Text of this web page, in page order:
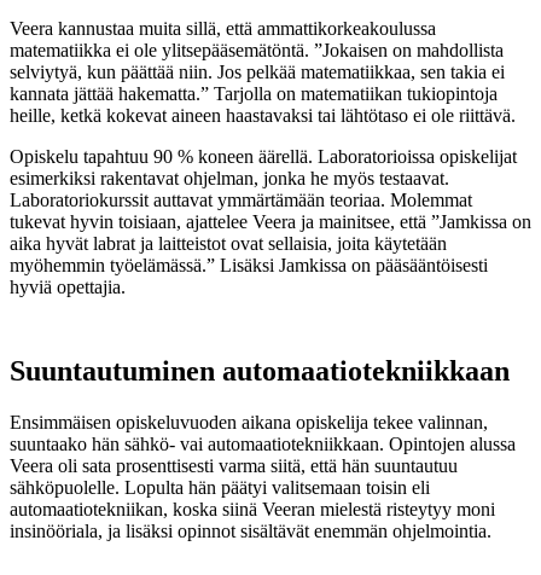
Veera kannustaa muita sillä, että ammattikorkeakoulussa
matematiikka ei ole ylitsepääsemätöntä. ”Jokaisen on mahdollista
selviytyä, kun päättää niin. Jos pelkää matematiikkaa, sen takia ei
kannata jättää hakematta.” Tarjolla on matematiikan tukiopintoja
heille, ketkä kokevat aineen haastavaksi tai lähtötaso ei ole riittävä.
Opiskelu tapahtuu 90 % koneen äärellä. Laboratorioissa opiskelijat
esimerkiksi rakentavat ohjelman, jonka he myös testaavat.
Laboratoriokurssit auttavat ymmärtämään teoriaa. Molemmat
tukevat hyvin toisiaan, ajattelee Veera ja mainitsee, että ”Jamkissa on
aika hyvät labrat ja laitteistot ovat sellaisia, joita käytetään
myöhemmin työelämässä.” Lisäksi Jamkissa on pääsääntöisesti
hyviä opettajia.
Suuntautuminen automaatiotekniikkaan
Ensimmäisen opiskeluvuoden aikana opiskelija tekee valinnan,
suuntaako hän sähkö- vai automaatiotekniikkaan. Opintojen alussa
Veera oli sata prosenttisesti varma siitä, että hän suuntautuu
sähköpuolelle. Lopulta hän päätyi valitsemaan toisin eli
automaatiotekniikan, koska siinä Veeran mielestä risteytyy moni
insinööriala, ja lisäksi opinnot sisältävät enemmän ohjelmointia.